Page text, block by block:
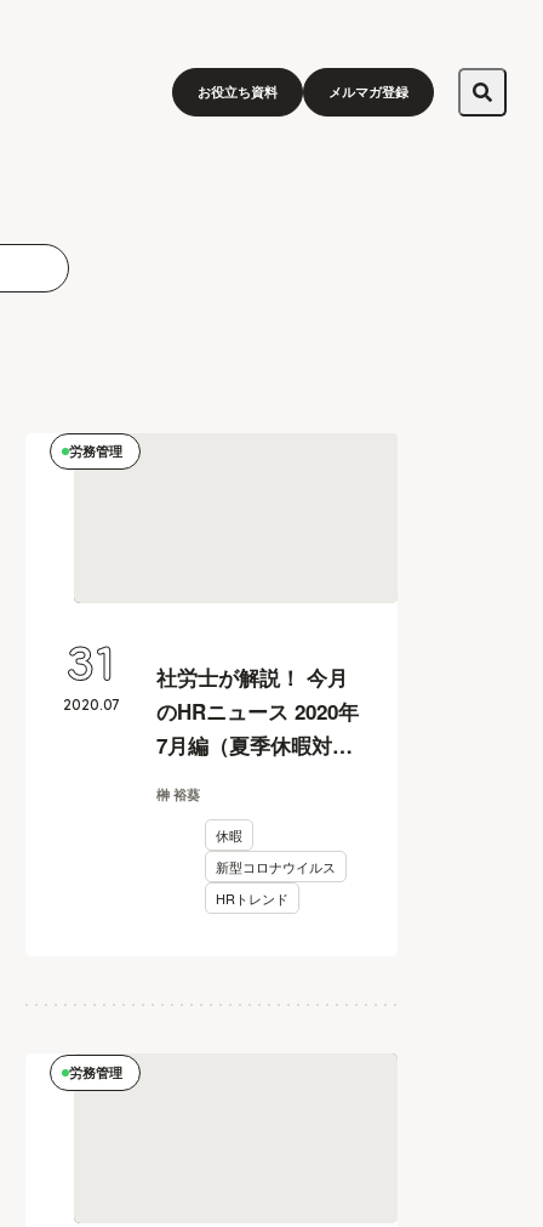
お役立ち資料 メルマガ登録
労務管理
社労士が解説！ 今月
のHRニュース 2020年
7月編（夏季休暇対
特例改定、新型コロ
ナ休業支援金など）
榊 裕葵
休暇
新型コロナウイルス
HRトレンド
2020.07
31
労務管理